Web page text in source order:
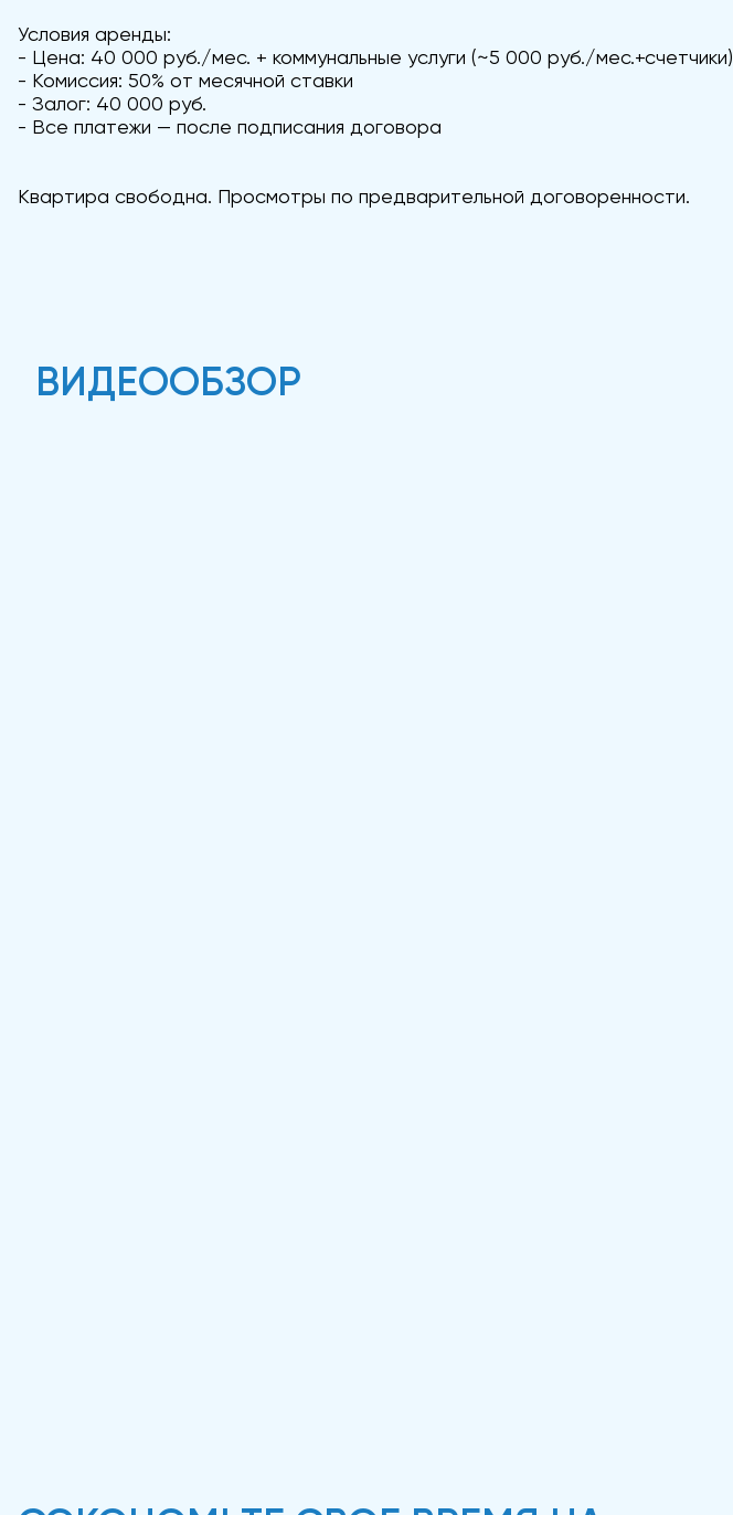
Условия аренды:
- Цена: 40 000 руб./мес. + коммунальные услуги (~5 000 руб./мес.+счетчики)
- Комиссия: 50% от месячной ставки
- Залог: 40 000 руб.
- Все платежи — после подписания договора
Квартира свободна. Просмотры по предварительной договоренности.
ВИДЕООБЗОР